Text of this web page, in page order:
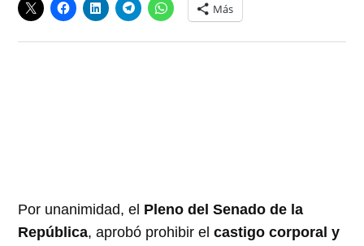
Más
Por unanimidad, el Pleno del Senado de la
República, aprobó prohibir elcastigo corporal y